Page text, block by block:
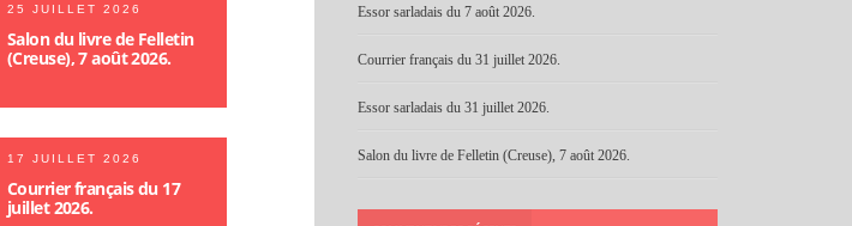
25 JUILLET 2026
Salon du livre de Felletin
(Creuse), 7 août 2026.
17 JUILLET 2026
Courrier français du 17
juillet 2026.
Essor sarladais du 7 août 2026.
Courrier français du 31 juillet 2026.
Essor sarladais du 31 juillet 2026.
Salon du livre de Felletin (Creuse), 7 août 2026.